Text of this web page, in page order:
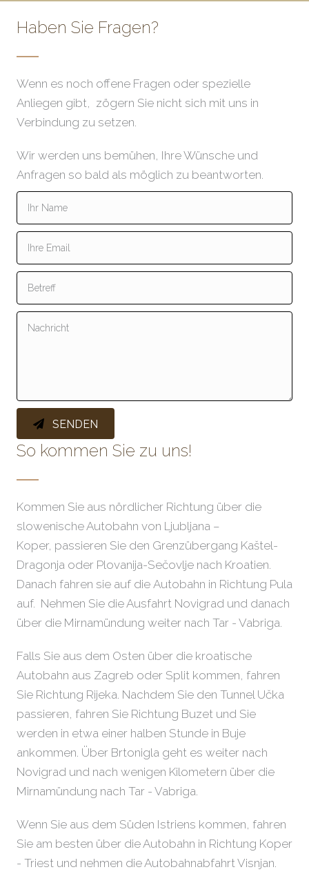
Haben Sie Fragen?
Wenn es noch offene Fragen oder spezielle
Anliegen gibt, zögern Sie nicht sich mit uns in
Verbindung zu setzen.
Wir werden uns bemühen, Ihre Wünsche und
Anfragen so bald als möglich zu beantworten.
SENDEN
So kommen Sie zu uns!
Kommen Sie aus nördlicher Richtung über die
slowenische Autobahn von Ljubljana –
Koper, passieren Sie den Grenzübergang Kaštel-
Dragonja oder Plovanija-Sečovlje nach Kroatien.
Danach fahren sie auf die Autobahn in Richtung Pula
auf. Nehmen Sie die Ausfahrt Novigrad und danach
über die Mirnamündung weiter nach Tar - Vabriga.
Falls Sie aus dem Osten über die kroatische
Autobahn aus Zagreb oder Split kommen, fahren
Sie Richtung Rijeka. Nachdem Sie den Tunnel Učka
passieren, fahren Sie Richtung Buzet und Sie
werden in etwa einer halben Stunde in Buje
ankommen. Über Brtonigla geht es weiter nach
Novigrad und nach wenigen Kilometern über die
Mirnamündung nach Tar - Vabriga.
Wenn Sie aus dem Süden Istriens kommen, fahren
Sie am besten über die Autobahn in Richtung Koper
- Triest und nehmen die Autobahnabfahrt Visnjan.